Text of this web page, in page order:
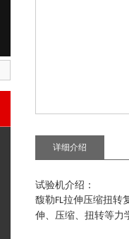
详细介绍
试验机介绍 ：
馥勒FL拉伸压缩扭转
伸、压缩、扭转等力